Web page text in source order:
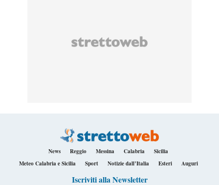
News Reggio Messina Calabria
Sicilia
Meteo Calabria e Sicilia
Sport Notizie dall’Italia Esteri Auguri
Iscriviti alla Newsletter